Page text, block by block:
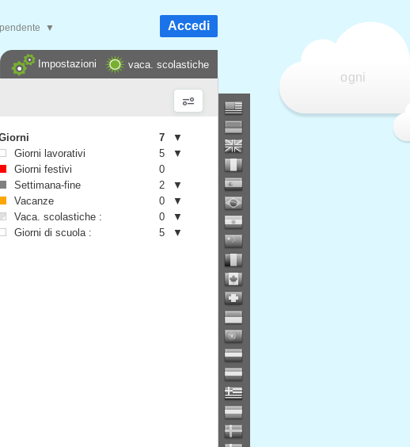
ogni
▼ Accedi
vaca. scolastiche
Impostazioni
7
▼
Giorni lavorativi
5
▼
Giorni festivi
0
Settimana-fine
2
▼
Vacanze
0
▼
Vaca. scolastiche :
0
▼
Giorni di scuola :
5 ▼